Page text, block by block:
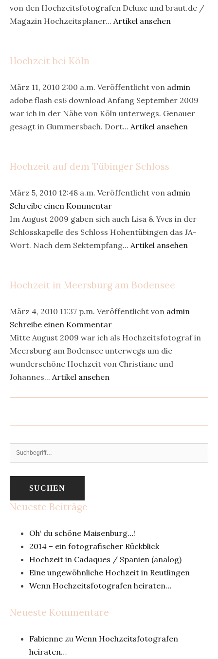
von den Hochzeitsfotografen Deluxe und braut.de /
Magazin Hochzeitsplaner... Artikel ansehen
Hochzeit bei Köln
März 11, 2010 2:00 a.m. Veröffentlicht von admin
adobe flash cs6 download Anfang September 2009
war ich in der Nähe von Köln unterwegs. Genauer
gesagt in Gummersbach. Dort... Artikel ansehen
Hochzeit auf dem Tübinger Schloss
März 5, 2010 12:48 a.m. Veröffentlicht von admin
Schreibe einen Kommentar
Im August 2009 gaben sich auch Lisa & Yves in der
Schlosskapelle des Schloss Hohentübingen das JA-
Wort. Nach dem Sektempfang... Artikel ansehen
Hochzeit in Meersburg am Bodensee
März 4, 2010 11:37 p.m. Veröffentlicht von admin
Schreibe einen Kommentar
Mitte August 2009 war ich als Hochzeitsfotograf in
Meersburg am Bodensee unterwegs um die
wunderschöne Hochzeit von Christiane und
Johannes... Artikel ansehen
SUCHEN
Neueste Beiträge
Oh‘ du schöne Maisenburg…!
2014 – ein fotografischer Rückblick
Hochzeit in Cadaques / Spanien (analog)
Eine ungewöhnliche Hochzeit in Reutlingen
Wenn Hochzeitsfotografen heiraten…
Neueste Kommentare
Fabienne zu Wenn Hochzeitsfotografen
heiraten…